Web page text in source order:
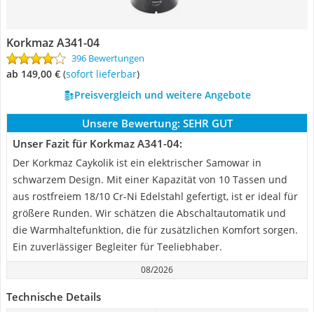
Korkmaz A341-04
396 Bewertungen
ab 149,00 € ( Sofort lieferbar)
Preisvergleich und weitere Angebote
Unsere Bewertung: SEHR GUT
Unser Fazit für Korkmaz A341-04:
Der Korkmaz Caykolik ist ein elektrischer Samowar in
schwarzem Design. Mit einer Kapazität von 10 Tassen und
aus rostfreiem 18/10 Cr-Ni Edelstahl gefertigt, ist er ideal für
größere Runden. Wir schätzen die Abschaltautomatik und
die Warmhaltefunktion, die für zusätzlichen Komfort sorgen.
Ein zuverlässiger Begleiter für Teeliebhaber.
08/2026
Technische Details